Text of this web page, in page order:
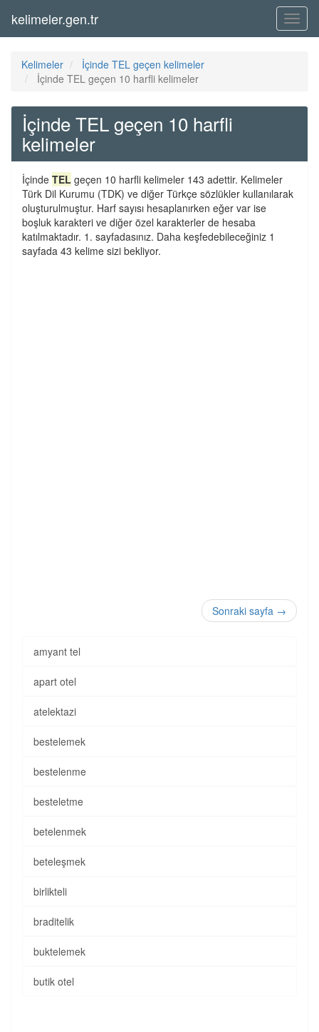
Menü
kelimeler.gen.tr
Kelimeler
İçinde TEL geçen kelimeler
İçinde TEL geçen 10 harfli kelimeler
İçinde TEL geçen 10 harfli
kelimeler
İçinde TEL geçen 10 harfli kelimeler 143 adettir. Kelimeler
Türk Dil Kurumu (TDK) ve diğer Türkçe sözlükler kullanılarak
oluşturulmuştur. Harf sayısı hesaplanırken eğer var ise
boşluk karakteri ve diğer özel karakterler de hesaba
katılmaktadır. 1. sayfadasınız. Daha keşfedebileceğiniz 1
sayfada 43 kelime sizi bekliyor.
Sonraki sayfa →
amyant tel
apart otel
atelektazi
bestelemek
bestelenme
besteletme
betelenmek
beteleşmek
birlikteli
braditelik
buktelemek
butik otel